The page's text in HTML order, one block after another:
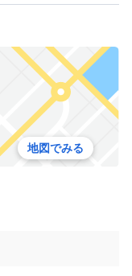
地図でみる